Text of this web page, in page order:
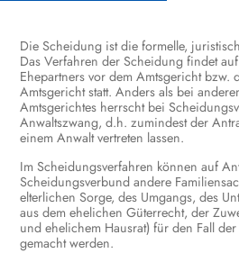
Die Scheidung ist die formelle,
Das Verfahren der Scheidung findet
Ehepartners vor dem Amtsgericht bzw.
Amtsgericht statt. Anders als bei
Amtsgerichtes herrscht bei
Anwaltszwang, d.h. zumindest der
einem Anwalt vertreten lassen.
Im Scheidungsverfahren können auf
Scheidungsverbund andere
elterlichen Sorge, des Umgangs, des
aus dem ehelichen Güterrecht, der
und ehelichem Hausrat) für den Fall
gemacht werden.